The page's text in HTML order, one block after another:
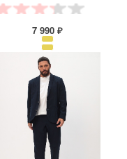
7 990 ₽